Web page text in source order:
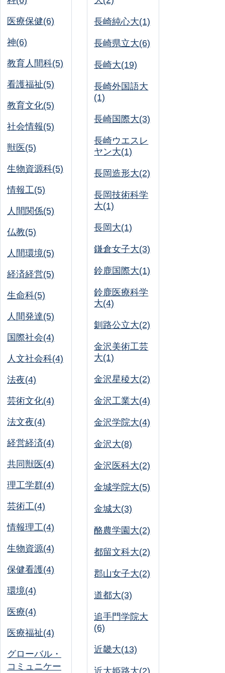
医療保健(6)
神(6)
教育人間科(5)
看護福祉(5)
教育文化(5)
社会情報(5)
獣医(5)
生物資源科(5)
情報工(5)
人間関係(5)
仏教(5)
人間環境(5)
経済経営(5)
生命科(5)
人間発達(5)
国際社会(4)
人文社会科(4)
法夜(4)
芸術文化(4)
法文夜(4)
経営経済(4)
共同獣医(4)
理工学群(4)
芸術工(4)
情報理工(4)
生物資源(4)
保健看護(4)
環境(4)
医療(4)
医療福祉(4)
グローバル・
コミュニケー
長崎純心大(1)
長崎県立大(6)
長崎大(19)
長崎外国語大
(1)
長崎国際大(3)
長崎ウエスレ
ヤン大(1)
長岡造形大(2)
長岡技術科学
大(1)
長岡大(1)
鎌倉女子大(3)
鈴鹿国際大(1)
鈴鹿医療科学
大(4)
釧路公立大(2)
金沢美術工芸
大(1)
金沢星稜大(2)
金沢工業大(4)
金沢学院大(4)
金沢大(8)
金沢医科大(2)
金城学院大(5)
金城大(3)
酪農学園大(2)
都留文科大(2)
郡山女子大(2)
道都大(3)
追手門学院大
(6)
近畿大(13)
近大姫路大(2)